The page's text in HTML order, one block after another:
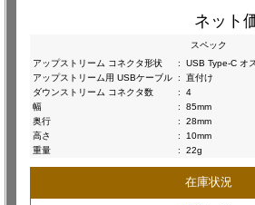
ネット
スペック
アップストリーム コネクタ形状
:
USB Type-C オ
アップストリーム用 USBケーブル :
直付け
ダウンストリーム コネクタ数
:
4
幅
:
85mm
奥行
:
28mm
高さ
:
10mm
重量
: 22g
在庫状況